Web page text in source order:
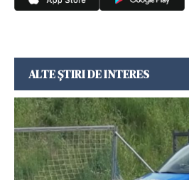
ALTE ȘTIRI DE INTERES